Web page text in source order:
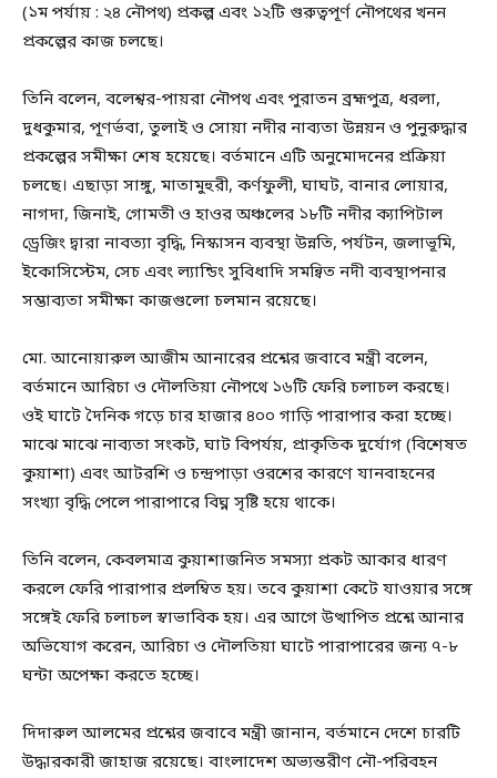
(১ম পর্যায় : ২৪ নৌপথ) প্রকল্প এবং ১২টি গুরুত্বপূর্ণ নৌপথের খনন
প্রকল্পের কাজ চলছে।
তিনি বলেন, বলেশ্বর-পায়রা নৌপথ এবং পুরাতন ব্রহ্মপুত্র, ধরলা,
দুধকুমার, পূণর্ভবা, তুলাই ও সোয়া নদীর নাব্যতা উন্নয়ন ও পুনুরুদ্ধার
প্রকল্পের সমীক্ষা শেষ হয়েছে। বর্তমানে এটি অনুমোদনের প্রক্রিয়া
চলছে। এছাড়া সাঙ্গু, মাতামুহুরী, কর্ণফুলী, ঘাঘট, বানার লোয়ার,
নাগদা, জিনাই, গোমতী ও হাওর অঞ্চলের ১৮টি নদীর ক্যাপিটাল
ড্রেজিং দ্বারা নাবত্যা বৃদ্ধি, নিস্কাসন ব্যবস্থা উন্নতি, পর্যটন, জলাভূমি,
ইকোসিস্টেম, সেচ এবং ল্যান্ডিং সুবিধাদি সমন্বিত নদী ব্যবস্থাপনার
সম্ভাব্যতা সমীক্ষা কাজগুলো চলমান রয়েছে।
মো. আনোয়ারুল আজীম আনারের প্রশ্নের জবাবে মন্ত্রী বলেন,
বর্তমানে আরিচা ও দৌলতিয়া নৌপথে ১৬টি ফেরি চলাচল করছে।
ওই ঘাটে দৈনিক গড়ে চার হাজার ৪০০ গাড়ি পারাপার করা হচ্ছে।
মাঝে মাঝে নাব্যতা সংকট, ঘাট বিপর্যয়, প্রাকৃতিক দুর্যোগ (বিশেষত
কুয়াশা) এবং আটরশি ও চন্দ্রপাড়া ওরশের কারণে যানবাহনের
সংখ্যা বৃদ্ধি পেলে পারাপারে বিঘ্ন সৃষ্টি হয়ে থাকে।
তিনি বলেন, কেবলমাত্র কুয়াশাজনিত সমস্যা প্রকট আকার ধারণ
করলে ফেরি পারাপার প্রলম্বিত হয়। তবে কুয়াশা কেটে যাওয়ার সঙ্গে
সঙ্গেই ফেরি চলাচল স্বাভাবিক হয়। এর আগে উত্থাপিত প্রশ্নে আনার
অভিযোগ করেন, আরিচা ও দৌলতিয়া ঘাটে পারাপারের জন্য ৭-৮
ঘন্টা অপেক্ষা করতে হচ্ছে।
দিদারুল আলমের প্রশ্নের জবাবে মন্ত্রী জানান, বর্তমানে দেশে চারটি
উদ্ধারকারী জাহাজ রয়েছে। বাংলাদেশ অভ্যন্তরীণ নৌ-পরিবহন